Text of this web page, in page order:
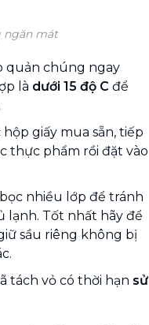
ngăn mát
quản chúng ngay
là dưới 15 độ C để
giấy mua sẵn, tiếp
thực phẩm rồi đặt vào
nhiều lớp để tránh
lạnh. Tốt nhất hãy để
sầu riêng không bị
tách vỏ có thời hạn sử